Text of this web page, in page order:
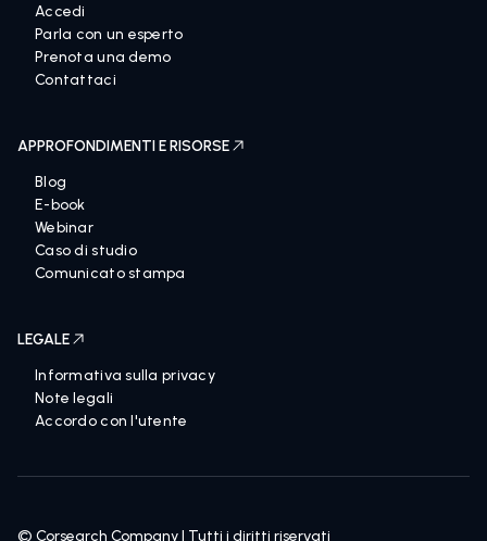
Accedi
Parla con un esperto
Prenota una demo
Contattaci
APPROFONDIMENTI E RISORSE
Blog
E-book
Webinar
Caso di studio
Comunicato stampa
LEGALE
Informativa sulla privacy
Note legali
Accordo con l'utente
© Corsearch Company | Tutti i diritti riservati